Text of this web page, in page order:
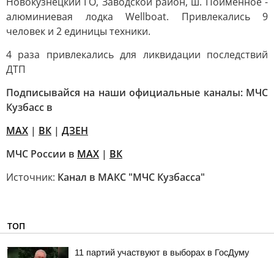
алюминиевая лодка Wellboat. Привлекались 9
человек и 2 единицы техники.
4 раза привлекались для ликвидации последствий
ДТП
Подписывайся на наши официальные каналы: МЧС
Кузбасс в
MAX | ВК | ДЗЕН
МЧС России в МАХ | ВК
Источник: Канал в МАКС "МЧС Кузбасса"
ТОП
11 партий участвуют в выборах в ГосДуму